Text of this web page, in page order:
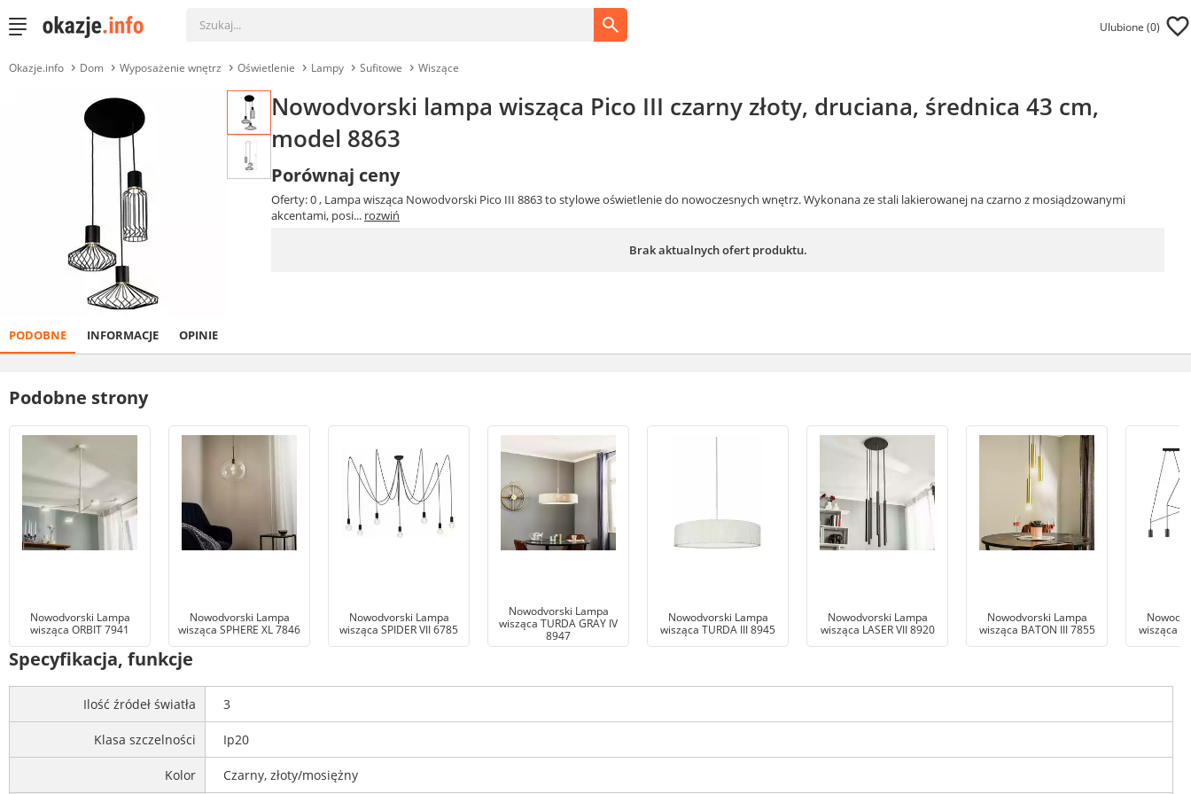
Ulubione (0)
Okazje.info Dom Wyposażenie wnętrz Oświetlenie Lampy Sufitowe Wiszące
Nowodvorski lampa wisząca Pico III czarny złoty, druciana, średnica 43 cm,
model 8863
Porównaj ceny
Oferty: 0, Lampa wisząca Nowodvorski Pico III 8863 to stylowe oświetlenie do nowoczesnych wnętrz. Wykonana ze stali lakierowanej na czarno z mosiądzowanymi
akcentami, posi... rozwiń
Brak aktualnych ofert produktu.
PODOBNE INFORMACJE OPINIE
Podobne strony
Nowodvorski Lampa
wisząca ORBIT 7941
Nowodvorski Lampa
wisząca SPHERE XL 7846
Nowodvorski Lampa
wisząca SPIDER VII 6785
Nowodvorski Lampa
wisząca TURDA GRAY IV
8947
Nowodvorski Lampa
wisząca TURDA III 8945
Nowodvorski Lampa
wisząca LASER VII 8920
Nowodvorski Lampa
wisząca BATON III 7855
wisząca
Specyfikacja, funkcje
Ilość źródeł światła 3
Klasa szczelności Ip20
Kolor Czarny, złoty/mosiężny